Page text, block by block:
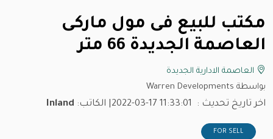
مكتب للبيع فى مول ماركى
العاصمة الجديدة 66 متر
العاصمة الادارية الجديدة
بواسطة Warren Developments
اخر تاريخ تحديث : 2022-03-17 11:33:01 | الكاتب: Inland
FOR SELL